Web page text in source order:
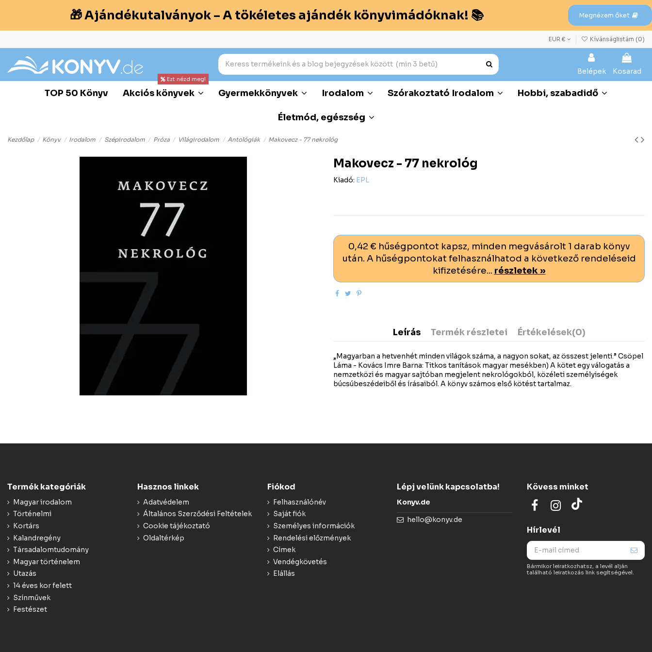
🎁 Ajándékutalványok – A tökéletes ajándék könyvimádóknak! 📚 Megnézem őket
EUR € Kívánságlistám (0)
Belépek Kosarad
TOP 50 Könyv Akciós könyvek
Ezt nézd meg!
Gyermekkönyvek Irodalom Szórakoztató Irodalom Hobbi, szabadidő
Életmód, egészség
Kezdőlap Könyv Irodalom Szépirodalom Próza Világirodalom Antológiák Makovecz - 77 nekrológ
Makovecz - 77 nekrológ
Kiadó: EPL
0,42 € hűségpontot kapsz, minden megvásárolt 1 darab könyv
után. A hűségpontokat felhasználhatod a következő rendeléseid
kifizetésére... részletek »
Leírás Termék részletei Értékelések(0)
„Magyarban a hetvenhét minden világok száma, a nagyon sokat, az összest jelenti.” Csöpel
Láma - Kovács Imre Barna: Titkos tanítások magyar mesékben) A kötet egy válogatás a
nemzetközi és magyar sajtóban megjelent nekrológokból, közéleti személyiségek
búcsúbeszédeiből és írásaiból. A könyv számos első kötést tartalmaz.
Termék kategóriák
Magyar irodalom
Történelmi
Kortárs
Kalandregény
Társadalomtudomány
Magyar történelem
Utazás
14 éves kor felett
Színművek
Festészet
Hasznos linkek
Adatvédelem
Általános Szerződési Feltételek
Cookie tájékoztató
Oldaltérkép
Fiókod
Felhasználónév
Saját fiók
Személyes információk
Rendelési előzmények
Címek
Vendégkövetés
Elállás
Lépj velünk kapcsolatba!
Konyv.de
hello@konyv.de
Kövess minket
Hírlevél
Bármikor leiratkozhatsz, a levél alján
található leiratkozás link segítségével.